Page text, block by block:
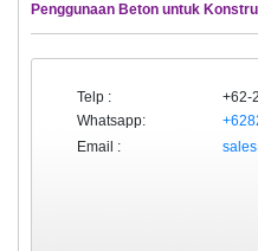
Penggunaan Beton untuk
Telp :
+62-
Whatsapp:
Email :